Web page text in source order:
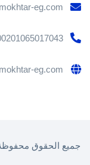
eg.com
eg.com
جميع الحقوق محفوظة